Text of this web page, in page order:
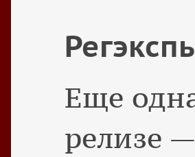
Еще
релизе